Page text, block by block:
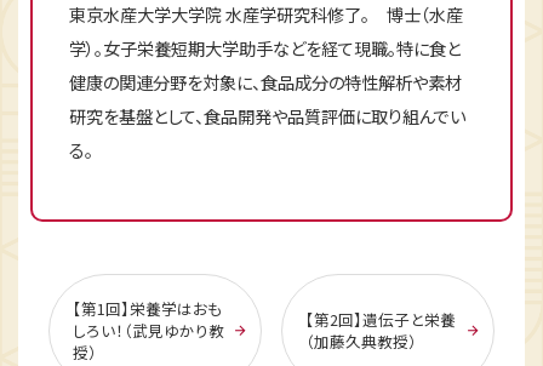
東京水産大学大学院 水産学研究科修了。 博士（水産
学）。女子栄養短期大学助手などを経て現職。特に食と
健康の関連分野を対象に、食品成分の特性解析や素材
研究を基盤として、食品開発や品質評価に取り組んでい
る。
【第1回】栄養学はおも
しろい！（武見ゆかり教
授）
【第2回】遺伝子と栄養
（加藤久典教授）